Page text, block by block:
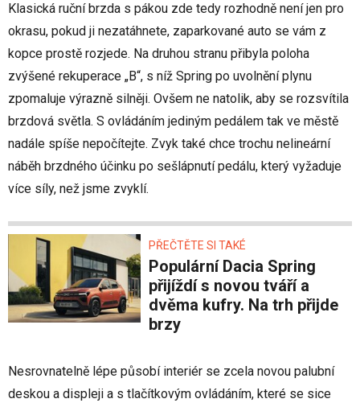
Klasická ruční brzda s pákou zde tedy rozhodně není jen pro
okrasu, pokud ji nezatáhnete, zaparkované auto se vám z
kopce prostě rozjede. Na druhou stranu přibyla poloha
zvýšené rekuperace „B“, s níž Spring po uvolnění plynu
zpomaluje výrazně silněji. Ovšem ne natolik, aby se rozsvítila
brzdová světla. S ovládáním jediným pedálem tak ve městě
nadále spíše nepočítejte. Zvyk také chce trochu nelineární
náběh brzdného účinku po sešlápnutí pedálu, který vyžaduje
více síly, než jsme zvyklí.
PŘEČTĚTE SI TAKÉ
Populární Dacia Spring
přijíždí s novou tváří a
dvěma kufry. Na trh přijde
brzy
Nesrovnatelně lépe působí interiér se zcela novou palubní
deskou a displeji a s tlačítkovým ovládáním, které se sice